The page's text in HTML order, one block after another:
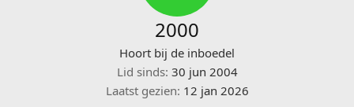
2000
Hoort bij de inboedel
Lid sinds 30 jun 2004
Laatst gezien 12 jan 2026